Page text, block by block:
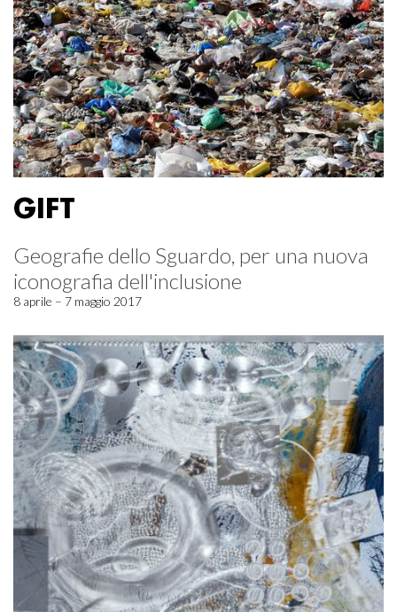
GIFT
Geografie dello Sguardo, per una nuova
iconografia dell'inclusione
8 aprile – 7 maggio 2017